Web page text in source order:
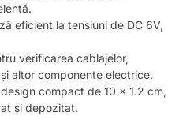
eficient la tensiuni de DC 6V,
verificarea cablajelor,
altor componente electrice.
compact de 10 x 1.2 cm,
și depozitat.